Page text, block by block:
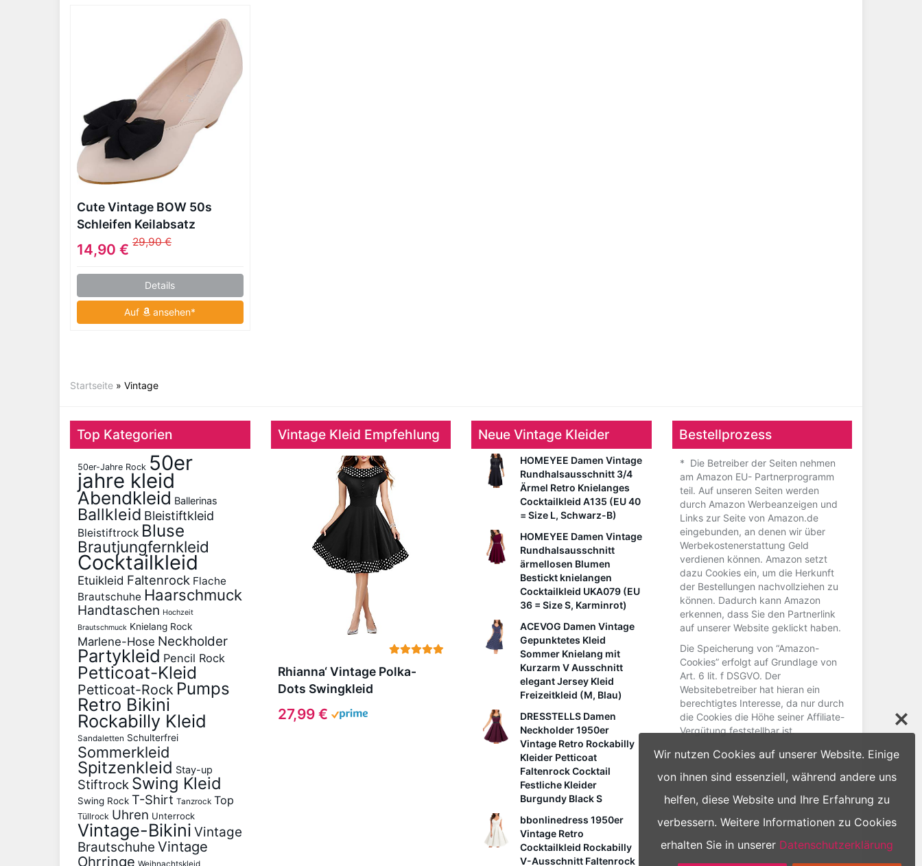
Cute Vintage BOW 50s
Schleifen Keilabsatz
WEDGES Rockabilly
14,90 € 29,90 €
Details
Auf ansehen*
Startseite » Vintage
Top Kategorien
50er-Jahre Rock 50er
jahre kleid
Abendkleid Ballerinas
Ballkleid Bleistiftkleid
Bleistiftrock Bluse
Brautjungfernkleid
Cocktailkleid
Etuikleid Faltenrock Flache
Brautschuhe Haarschmuck
Handtaschen Hochzeit
Brautschmuck Knielang Rock
Marlene-Hose Neckholder
Partykleid Pencil Rock
Petticoat-Kleid
Petticoat-Rock Pumps
Retro Bikini
Rockabilly Kleid
Sandaletten Schulterfrei
Sommerkleid
Spitzenkleid Stay-up
Stiftrock Swing Kleid
Swing Rock T-Shirt Tanzrock Top
Tüllrock Uhren Unterrock
Vintage-Bikini Vintage
Brautschuhe Vintage
Ohrringe Weihnachtskleid
Vintage Kleid Empfehlung
Rhianna‘ Vintage Polka-
Dots Swingkleid
27,99 €
Neue Vintage Kleider
HOMEYEE Damen Vintage
Rundhalsausschnitt 3/4
Ärmel Retro Knielanges
Cocktailkleid A135 (EU 40
= Size L, Schwarz-B)
HOMEYEE Damen Vintage
Rundhalsausschnitt
ärmellosen Blumen
Bestickt knielangen
Cocktailkleid UKA079 (EU
36 = Size S, Karminrot)
ACEVOG Damen Vintage
Gepunktetes Kleid
Sommer Knielang mit
Kurzarm V Ausschnitt
elegant Jersey Kleid
Freizeitkleid (M, Blau)
DRESSTELLS Damen
Neckholder 1950er
Vintage Retro Rockabilly
Kleider Petticoat
Faltenrock Cocktail
Festliche Kleider
Burgundy Black S
bbonlinedress 1950er
Vintage Retro
Cocktailkleid Rockabilly
V-Ausschnitt Faltenrock
Bestellprozess
* Die Betreiber der Seiten nehmen
am Amazon EU- Partnerprogramm
teil. Auf unseren Seiten werden
durch Amazon Werbeanzeigen und
Links zur Seite von Amazon.de
eingebunden, an denen wir über
Werbekostenerstattung Geld
verdienen können. Amazon setzt
dazu Cookies ein, um die Herkunft
der Bestellungen nachvollziehen zu
können. Dadurch kann Amazon
erkennen, dass Sie den Partnerlink
auf unserer Website geklickt haben.
Die Speicherung von “Amazon-
Cookies” erfolgt auf Grundlage von
Art. 6 lit. f DSGVO. Der
Websitebetreiber hat hieran ein
berechtigtes Interesse, da nur durch
die Cookies die Höhe seiner Affiliate-
Vergütung feststellbar ist.
Wir nutzen Cookies auf unserer Website. Einige
von ihnen sind essenziell, während andere uns
helfen, diese Website und Ihre Erfahrung zu
verbessern. Weitere Informationen zu Cookies
erhalten Sie in unserer Datenschutzerklärung